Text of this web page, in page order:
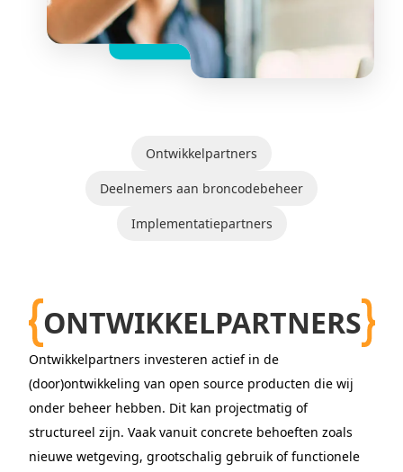
Ontwikkelpartners
Deelnemers aan broncodebeheer
Implementatiepartners
ONTWIKKELPARTNERS
Ontwikkelpartners investeren actief in de
(door)ontwikkeling van open source producten die wij
onder beheer hebben. Dit kan projectmatig of
structureel zijn. Vaak vanuit concrete behoeften zoals
nieuwe wetgeving, grootschalig gebruik of functionele